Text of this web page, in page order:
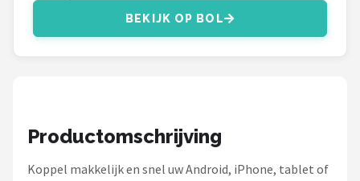
Dali
Alle merken →
BEKIJK OP BOL
Productomschrijving
Koppel makkelijk en snel uw Android, iPhone, tablet of